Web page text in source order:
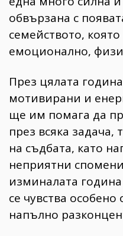
обвързана с
семейството,
емоционално,
През цялата
мотивирани и
ще им помага да
през всяка задача,
на съдбата, като
неприятни
изминалата
се чувства
напълно